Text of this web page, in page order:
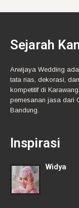
Sejarah
Arwijaya Wedding
tata rias, dekorasi,
kompetitif di
pemesanan jasa dari
Bandung.
Inspirasi
Widya